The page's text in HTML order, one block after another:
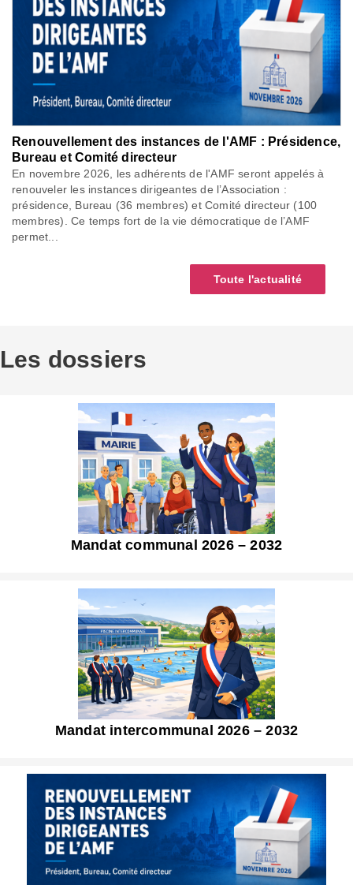
Renouvellement des instances de l'AMF : Présidence,
Bureau et Comité directeur
En novembre 2026, les adhérents de l'AMF seront appelés à
renouveler les instances dirigeantes de l’Association :
présidence, Bureau (36 membres) et Comité directeur (100
membres). Ce temps fort de la vie démocratique de l’AMF
permet...
Toute l'actualité
Les dossiers
Mandat communal 2026 – 2032
Mandat intercommunal 2026 – 2032